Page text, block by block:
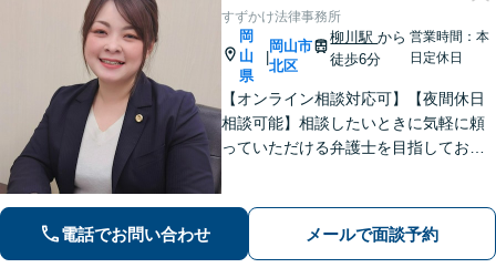
すずかけ法律事務所
岡
山
県
|
岡山市
北区
柳川駅から
徒歩6分
営業時間：本
日定休日
【オンライン相談対応可】【夜間休日
相談可能】相談したいときに気軽に頼
っていただける弁護士を目指しており
い。
電話でお問い合わせ メールで面談予約